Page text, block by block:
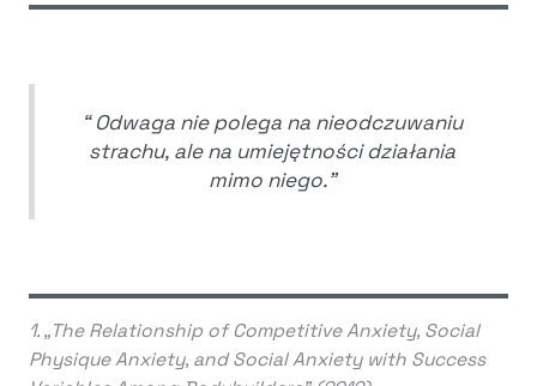
“ Odwaga nie polega na nieodczuwaniu
strachu, ale na umiejętności działania
mimo niego.”
1. „The Relationship of Competitive Anxiety, Social
Physique Anxiety, and Social Anxiety with Success